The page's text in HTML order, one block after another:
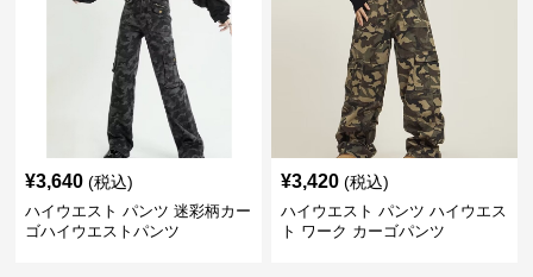
¥3,640 (税込)
ハイウエスト パンツ 迷彩柄カー
ゴハイウエストパンツ
¥3,420 (税込)
ハイウエスト パンツ ハイウエス
ト ワーク カーゴパンツ